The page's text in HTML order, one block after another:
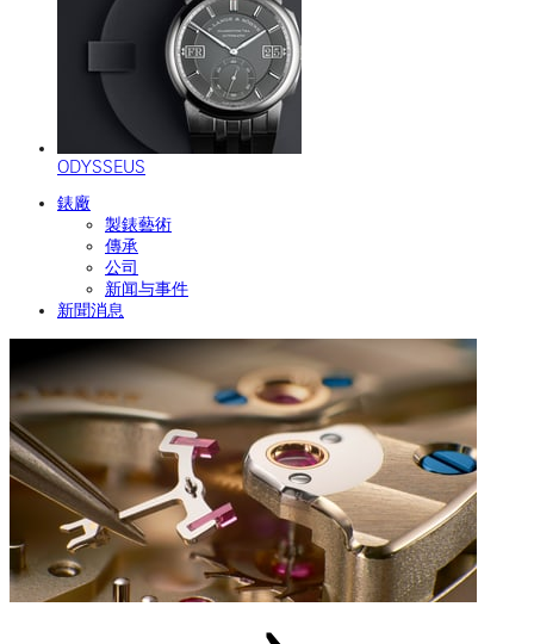
ODYSSEUS
錶廠
製錶藝術
傳承
公司
新闻与事件
新聞消息